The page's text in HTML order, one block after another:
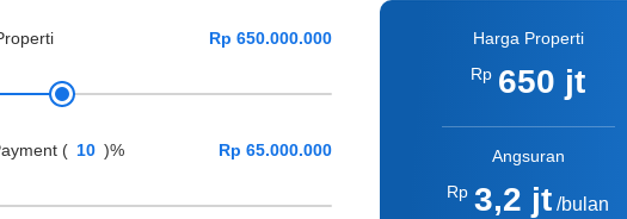
( )%
Harga Properti
Rp 650 jt
Angsuran
Rp 3,2 jt /bulan